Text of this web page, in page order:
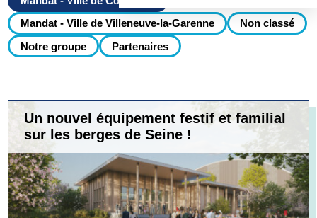
Mandat - Ville de Villeneuve-la-Garenne
Non classé
Notre groupe
Partenaires
Un nouvel équipement festif et familial
sur les berges de Seine !